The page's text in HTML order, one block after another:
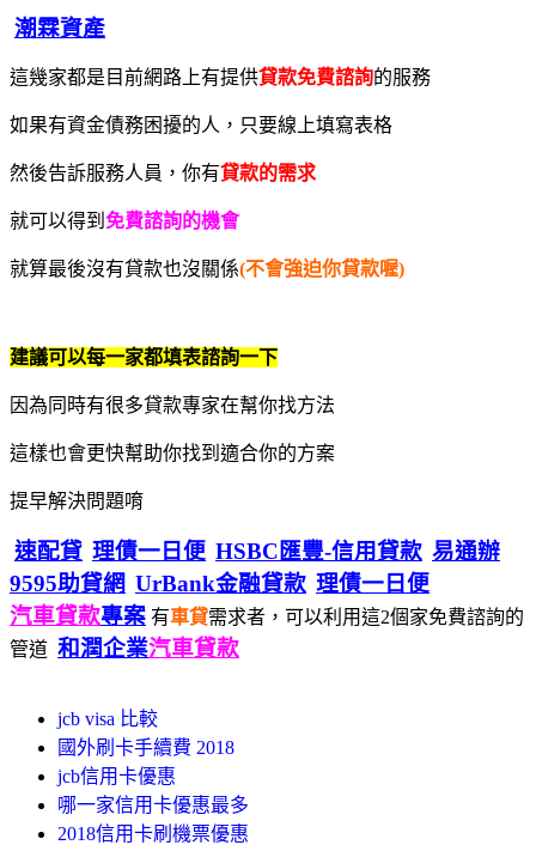
潮霖資產
這幾家都是目前網路上有提供貸款免費諮詢的服務
如果有資金債務困擾的人，只要線上填寫表格
然後告訴服務人員，你有貸款的需求
就可以得到 免費諮詢的機會
就算最後沒有貸款也沒關係(不會強迫你貸款喔)
建議可以每一家都填表諮詢一下
因為同時有很多貸款專家在幫你找方法
這樣也會更快幫助你找到適合你的方案
提早解決問題唷
速配貸 理債一日便 HSBC匯豐-信用貸款 易通辦
9595助貸網 UrBank金融貸款 理債一日便
汽車貸款專案 有車貸需求者，可以利用這2個家免費諮詢的
管道 和潤企業汽車貸款
jcb visa 比較
國外刷卡手續費 2018
jcb信用卡優惠
哪一家信用卡優惠最多
2018信用卡刷機票優惠